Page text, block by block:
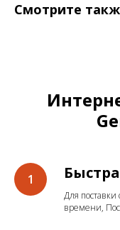
Смотрите
Для
времени,